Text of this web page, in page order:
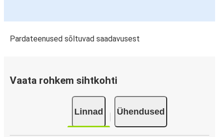
Pardateenused sõltuvad saadavusest
Vaata rohkem sihtkohti
Linnad Ühendused